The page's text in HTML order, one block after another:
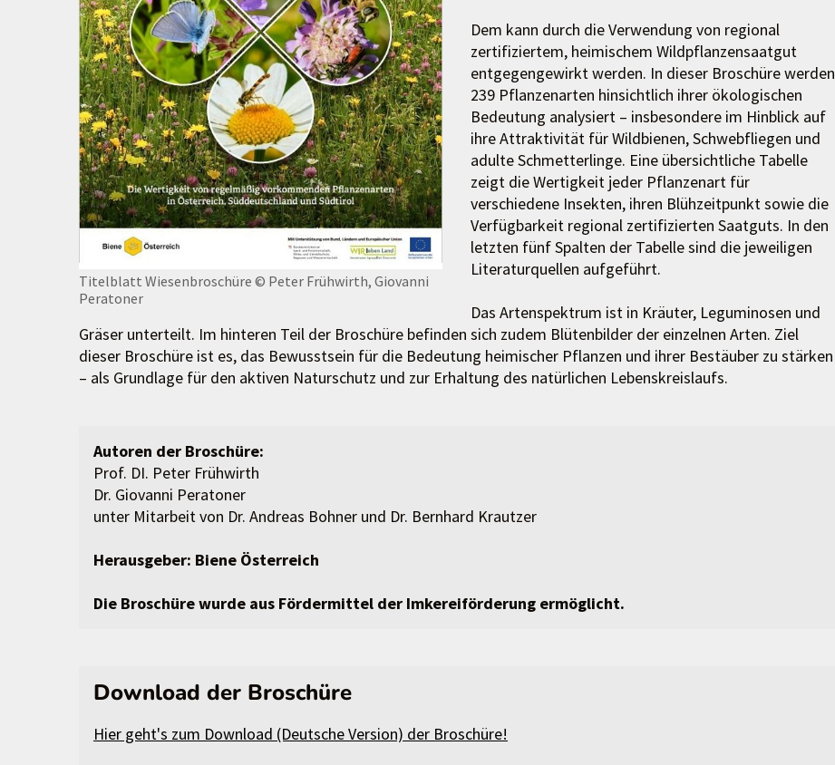
Titelblatt Wiesenbroschüre © Peter Frühwirth, Giovanni
Peratoner
Dem kann durch die Verwendung von regional
zertifiziertem, heimischem Wildpflanzensaatgut
entgegengewirkt werden. In dieser Broschüre werden
239 Pflanzenarten hinsichtlich ihrer ökologischen
Bedeutung analysiert – insbesondere im Hinblick auf
ihre Attraktivität für Wildbienen, Schwebfliegen und
adulte Schmetterlinge. Eine übersichtliche Tabelle
zeigt die Wertigkeit jeder Pflanzenart für
verschiedene Insekten, ihren Blühzeitpunkt sowie die
Verfügbarkeit regional zertifizierten Saatguts. In den
letzten fünf Spalten der Tabelle sind die jeweiligen
Literaturquellen aufgeführt.
Das Artenspektrum ist in Kräuter, Leguminosen und
Gräser unterteilt. Im hinteren Teil der Broschüre befinden sich zudem Blütenbilder der einzelnen Arten. Ziel
dieser Broschüre ist es, das Bewusstsein für die Bedeutung heimischer Pflanzen und ihrer Bestäuber zu stärken
– als Grundlage für den aktiven Naturschutz und zur Erhaltung des natürlichen Lebenskreislaufs.
Autoren der Broschüre:
Prof. DI. Peter Frühwirth
Dr. Giovanni Peratoner
unter Mitarbeit von Dr. Andreas Bohner und Dr. Bernhard Krautzer
Herausgeber: Biene Österreich
Die Broschüre wurde aus Fördermittel der Imkereiförderung ermöglicht.
Download der Broschüre
Hier geht's zum Download (Deutsche Version) der Broschüre!